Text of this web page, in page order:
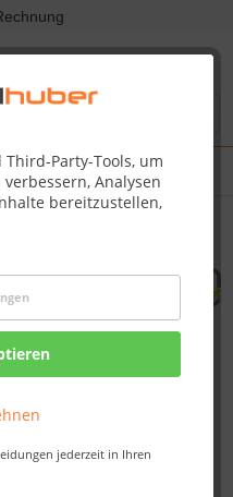
Party-Tools, um
Analysen
bereitzustellen,
jederzeit in Ihren
73,5 x 73,5